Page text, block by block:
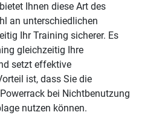
Ihnen diese Art des
an unterschiedlichen
Ihr Training sicherer. Es
gleichzeitig Ihre
setzt effektive
ist, dass Sie die
bei Nichtbenutzung
nutzen können.